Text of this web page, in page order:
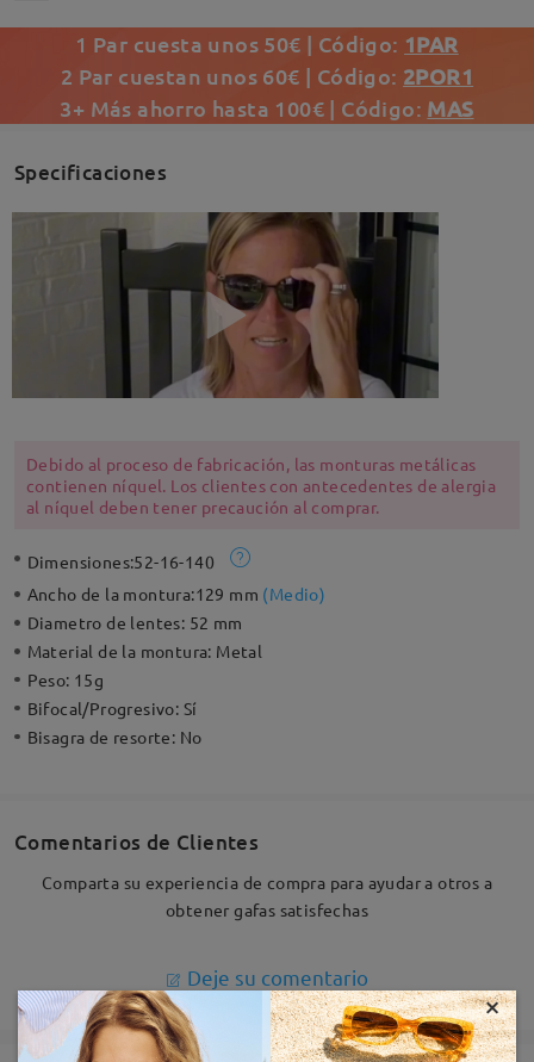
1 Par cuesta unos 50€ | Código: 1PAR
2 Par cuestan unos 60€ | Código: 2POR1
3+ Más ahorro hasta 100€ | Código: MAS
Specificaciones
Debido al proceso de fabricación, las monturas metálicas
contienen níquel. Los clientes con antecedentes de alergia
al níquel deben tener precaución al comprar.
Dimensiones:52-16-140
Ancho de la montura:129 mm (Medio)
Diametro de lentes: 52 mm
Material de la montura: Metal
Peso: 15g
Bifocal/Progresivo: Sí
Bisagra de resorte: No
Comentarios de Clientes
Comparta su experiencia de compra para ayudar a otros a
obtener gafas satisfechas
Deje su comentario
×